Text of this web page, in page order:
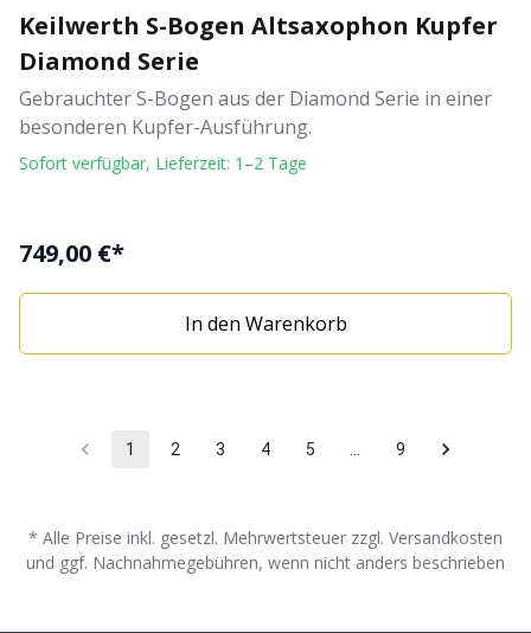
Keilwerth S-Bogen Altsaxophon Kupfer
Diamond Serie
Gebrauchter S-Bogen aus der Diamond Serie in einer
besonderen Kupfer-Ausführung.
Sofort verfügbar, Lieferzeit: 1–2 Tage
749,00 €*
In den Warenkorb
1 2 3 4 5 … 9
* Alle Preise inkl. gesetzl. Mehrwertsteuer zzgl. Versandkosten
und ggf. Nachnahmegebühren, wenn nicht anders beschrieben